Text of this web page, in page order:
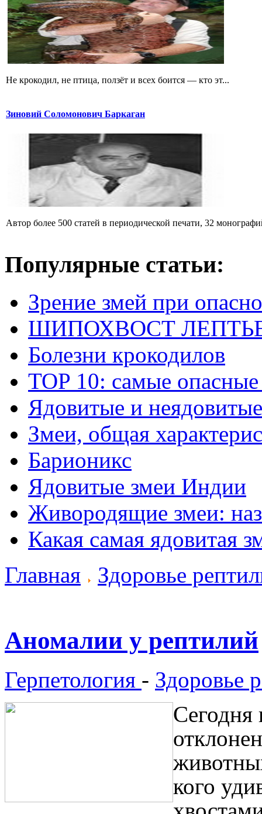
Не крокодил, не птица, ползёт и всех боится — кто эт...
Зиновий Соломонович Баркаган
Автор более 500 статей в периодической печати, 32
Популярные статьи:
Зрение змей при
ШИПОХВОСТ
Болезни крокодилов
TOP 10: самые
Ядовитые и
Змеи, общая
Барионикс
Ядовитые змеи Индии
Живородящие змеи:
Какая самая ядовитая
Главная
Здоровье
Аномалии у рептилий
Герпетология - Здоровье
Сегодня
кого